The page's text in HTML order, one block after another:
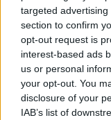
targeted
section to confirm
opt-out request is
interest-based ads
us or personal
your opt-out. You
disclosure of your
IAB’s list of
© RIPRODUZIONE